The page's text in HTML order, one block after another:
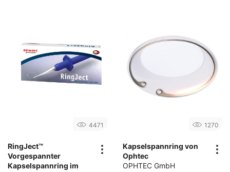
4471
RingJect™
Vorgespannter
Kapselspannring im
1270
Kapselspannring von
Ophtec
OPHTEC GmbH